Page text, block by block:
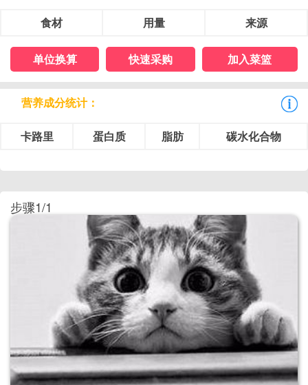
食材
用量 来源
单位换算 快速采购 加入菜篮
营养成分统计：
卡路里 蛋白质 脂肪 碳水化合物
步骤1/1